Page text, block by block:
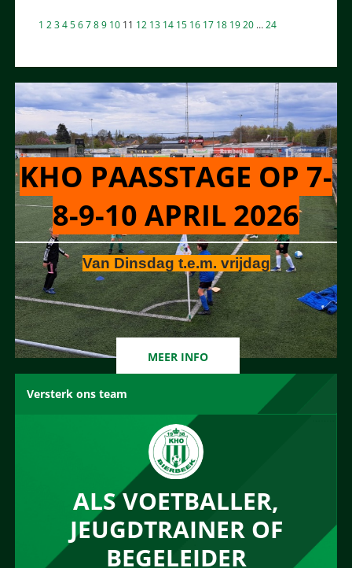
Berichten
1 2 3 4 5 6 7 8 9 10 11 12 13 14 15 16 17 18 19 20 … 24
KHO PAASSTAGE OP 7-
8-9-10 APRIL 2026
Van Dinsdag t.e.m. vrijdag
MEER INFO
Versterk ons team
ALS VOETBALLER,
JEUGDTRAINER OF
BEGELEIDER